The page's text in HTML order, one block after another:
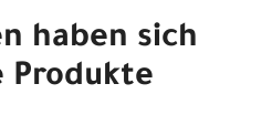
haben sich
Produkte